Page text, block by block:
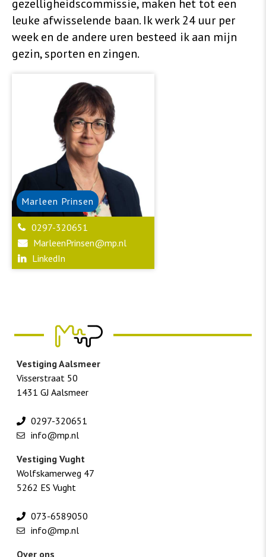
gezelligheidscommissie, maken het tot een
leuke afwisselende baan. Ik werk 24 uur per
week en de andere uren besteed ik aan mijn
gezin, sporten en zingen.
Marleen Prinsen
0297-320651
MarleenPrinsen@mp.nl
LinkedIn
Vestiging Aalsmeer
Visserstraat 50
1431 GJ Aalsmeer
0297-320651
info@mp.nl
Vestiging Vught
Wolfskamerweg 47
5262 ES Vught
073-6589050
info@mp.nl
Over ons